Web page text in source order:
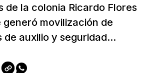
de la colonia Ricardo Flores
generó movilización de
auxilio y seguridad...